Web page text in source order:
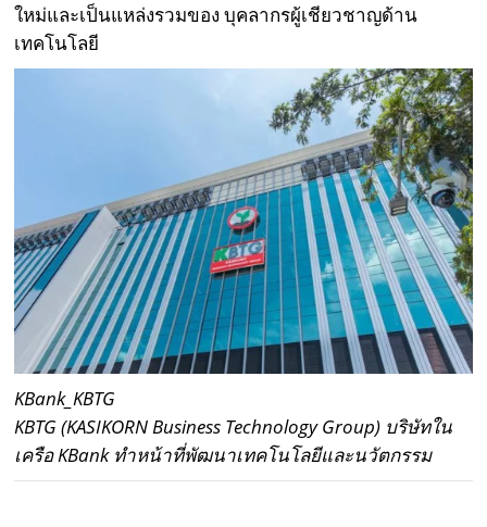
ใหม่และเป็นแหล่งรวมของ บุคลากรผู้เชียวชาญด้าน
เทคโนโลยี
KBank_KBTG
KBTG (KASIKORN Business Technology Group) บริษัทใน
เครือ KBank ทำหน้าที่พัฒนาเทคโนโลยีและนวัตกรรม